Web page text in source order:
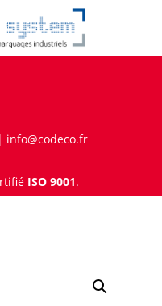
info@codeco.fr
ISO 9001.